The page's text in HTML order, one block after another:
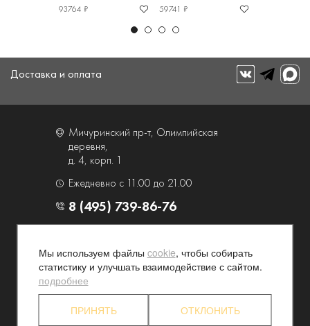
93764 ₽ 59741 ₽
Доставка и оплата
Мичуринский пр-т, Олимпийская
деревня,
д. 4, корп. 1
Ежедневно с 11.00 до 21.00
8 (495) 739-86-76
Контакты и схема проезда
Наши преимущества
Программа лояльности
Партнерские программы
Конфиденциальность
Акционерам
Мы используем файлы cookie, чтобы собирать
статистику и улучшать взаимодействие с сайтом.
подробнее
ПРИНЯТЬ ОТКЛОНИТЬ